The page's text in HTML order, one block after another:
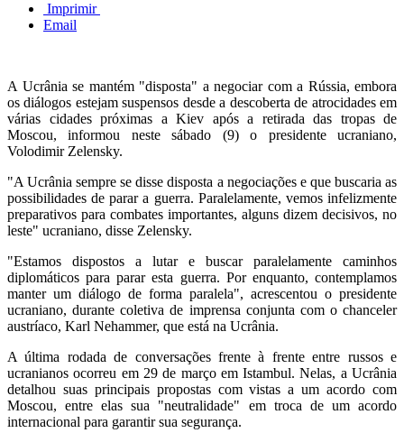
Imprimir
Email
A Ucrânia se mantém "disposta" a negociar com a Rússia, embora
os diálogos estejam suspensos desde a descoberta de atrocidades em
várias cidades próximas a Kiev após a retirada das tropas de
Moscou, informou neste sábado (9) o presidente ucraniano,
Volodimir Zelensky.
"A Ucrânia sempre se disse disposta a negociações e que buscaria as
possibilidades de parar a guerra. Paralelamente, vemos infelizmente
preparativos para combates importantes, alguns dizem decisivos, no
leste" ucraniano, disse Zelensky.
"Estamos dispostos a lutar e buscar paralelamente caminhos
diplomáticos para parar esta guerra. Por enquanto, contemplamos
manter um diálogo de forma paralela", acrescentou o presidente
ucraniano, durante coletiva de imprensa conjunta com o chanceler
austríaco, Karl Nehammer, que está na Ucrânia.
A última rodada de conversações frente à frente entre russos e
ucranianos ocorreu em 29 de março em Istambul. Nelas, a Ucrânia
detalhou suas principais propostas com vistas a um acordo com
Moscou, entre elas sua "neutralidade" em troca de um acordo
internacional para garantir sua segurança.